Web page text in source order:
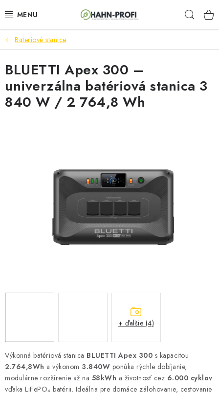
na
ELEKTROCENTRÁLY
ZAHRADNÍ TECHNIKA
STAVEBNÁ TECHNIKA
VYHRIEVANIE
VRÁTENIE TOVARU A REKLAMÁCIE
KONTAKTY
Bateriové stanice
Výkonná batériová stanica BLUETTI Apex 300 s kapacitou
2.764,8Wh a výkonom 3.840W ponúka rýchle dobíjanie,
modulárne rozšírenie až na 58kWh a životnosť cez 6.000 cyklov
vďaka LiFePO₄ batérii. Ideálna pre domáce zálohovanie, cestovanie
BLUETTI Apex 300 –
univerzálna batériová stanica 3
840 W / 2 764,8 Wh
+ ďalšie (4)